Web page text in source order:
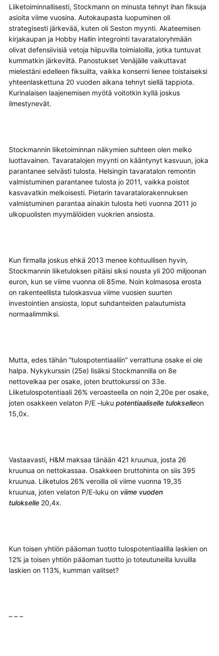
Liiketoiminnallisesti, Stockmann on minusta tehnyt ihan fiksuja
asioita viime vuosina. Autokaupasta luopuminen oli
strategisesti järkevää, kuten oli Seston myynti. Akateemisen
kirjakaupan ja Hobby Hallin integrointi tavarataloryhmään
olivat defensiivisiä vetoja hiipuvilla toimialoilla, jotka tuntuvat
kummatkin järkeviltä. Panostukset Venäjälle vaikuttavat
mielestäni edelleen fiksuilta, vaikka konserni lienee toistaiseksi
yhteenlaskettuna 20 vuoden aikana tehnyt siellä tappiota.
Kurinalaisen laajenemisen myötä voitotkin kyllä joskus
ilmestynevät.
Stockmannin liiketoiminnan näkymien suhteen olen melko
luottavainen. Tavaratalojen myynti on kääntynyt kasvuun, joka
parantanee selvästi tulosta. Helsingin tavaratalon remontin
valmistuminen parantanee tulosta jo 2011, vaikka poistot
kasvavatkin melkoisesti. Pietarin tavaratalorakennuksen
valmistuminen parantaa ainakin tulosta heti vuonna 2011 jo
ulkopuolisten myymälöiden vuokrien ansiosta.
Kun firmalla joskus ehkä 2013 menee kohtuullisen hyvin,
Stockmannin liiketuloksen pitäisi siksi nousta yli 200 miljoonan
euron, kun se viime vuonna oli 85me. Noin kolmasosa erosta
on rakenteellista tuloskasvua viime vuosien suurten
investointien ansiosta, loput suhdanteiden palautumista
normaalimmiksi.
Mutta, edes tähän ”tulospotentiaaliin” verrattuna osake ei ole
halpa. Nykykurssin (25e) lisäksi Stockmannilla on 8e
nettovelkaa per osake, joten bruttokurssi on 33e.
Liiketulospotentiaali 26% veroasteella on noin 2,20e per osake,
joten osakkeen velaton P/E –luku potentiaaliselle tulokselleon
15,0x.
Vastaavasti, H&M maksaa tänään 421 kruunua, josta 26
kruunua on nettokassaa. Osakkeen bruttohinta on siis 395
kruunua. Liiketulos 26% veroilla oli viime vuonna 19,35
kruunua, joten velaton P/E-luku on viime vuoden
tulokselle20,4x.
Kun toisen yhtiön pääoman tuotto tulospotentiaalilla laskien on
12% ja toisen yhtiön pääoman tuotto jo toteutuneilla luvuilla
laskien on 113%, kumman valitset?
– – –